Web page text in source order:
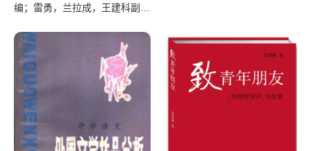
编；雷勇，兰拉成，王建科副主
2018）